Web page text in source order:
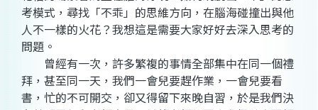
考模式，尋找「不乖」的思維方向，在腦海碰撞出與他
人不一樣的火花？我想這是需要大家好好去深入思考的
問題。
曾經有一次，許多繁複的事情全部集中在同一個禮
拜，甚至同一天，我們一會兒要趕作業，一會兒要看
書，忙的不可開交，卻又得留下來晚自習，於是我們決